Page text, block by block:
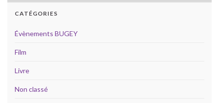
CATÉGORIES
Évènements BUGEY
Film
Livre
Non classé